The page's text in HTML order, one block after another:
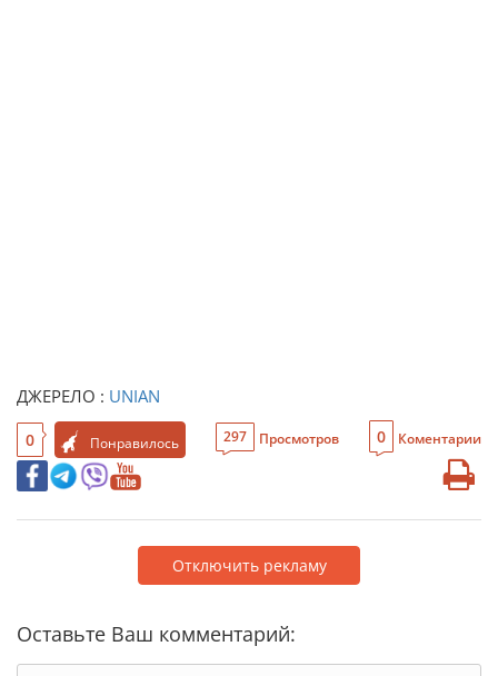
ДЖЕРЕЛО : UNIAN
0 Понравилось 297 Просмотров 0 Коментарии
Отключить рекламу
Оставьте Ваш комментарий: